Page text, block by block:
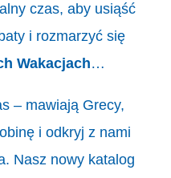
czas, aby usiąść
i rozmarzyć się
Wakacjach…
– mawiają Grecy,
i odkryj z nami
Nasz nowy katalog